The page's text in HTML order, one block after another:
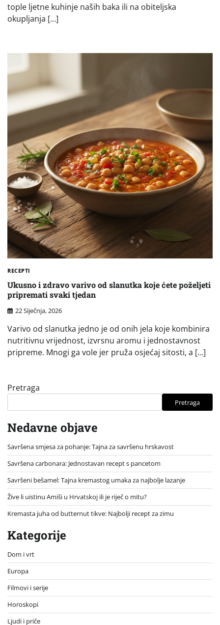
tople ljetne kuhinje naših baka ili na obiteljska
okupljanja […]
RECEPTI
Ukusno i zdravo varivo od slanutka koje ćete poželjeti
pripremati svaki tjedan
22 Siječnja, 2026
Varivo od slanutka jedno je od onih jela koje kombinira
nutritivnu vrijednost, izvrsnu aromu i jednostavnost
pripreme. Mnogi ga vole jer pruža osjećaj sitosti, a […]
Pretraga
Pretraga
Nedavne objave
Savršena smjesa za pohanje: Tajna za savršenu hrskavost
Savršena carbonara: Jednostavan recept s pancetom
Savršeni bešamel: Tajna kremastog umaka za najbolje lazanje
Žive li uistinu Amiši u Hrvatskoj ili je riječ o mitu?
Kremasta juha od butternut tikve: Najbolji recept za zimu
Kategorije
Dom i vrt
Europa
Filmovi i serije
Horoskopi
Ljudi i priče